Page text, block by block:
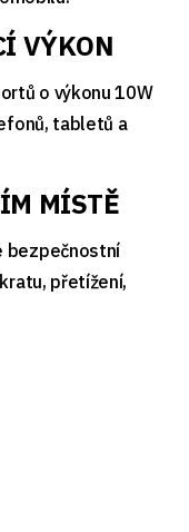
VÝKON
o výkonu 10W
tabletů a
MÍSTĚ
bezpečnostní
přetížení,